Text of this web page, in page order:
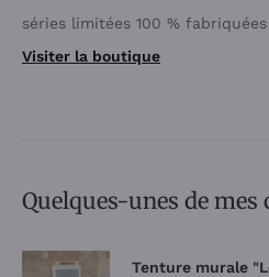
séries limitées 100 %
Visiter la boutique
Quelques-unes de mes
Tenture murale